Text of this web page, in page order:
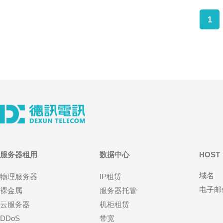
1
服务器租用
物理服务器
裸金属
云服务器
DDoS
数据中心
IP租赁
服务器托管
机柜租赁
带宽
HOST
域名
电子